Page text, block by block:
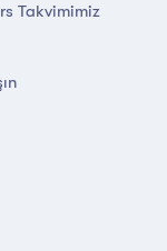
Takvimimiz